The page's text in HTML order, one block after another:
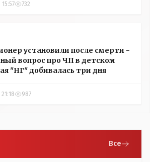
732
установили после смерти -
вопрос про ЧП в детском
"НГ" добивалась три дня
987
Все